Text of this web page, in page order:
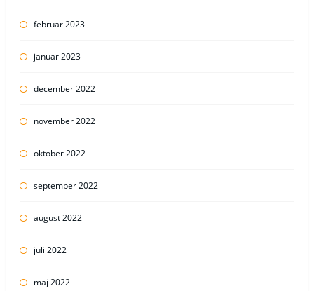
februar 2023
januar 2023
december 2022
november 2022
oktober 2022
september 2022
august 2022
juli 2022
maj 2022